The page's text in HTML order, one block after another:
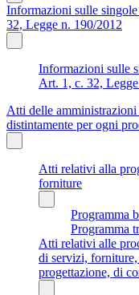
Informazioni sulle
32, Legge n. 190/2012
Informazioni sulle
Art. 1, c. 32,
Atti delle
distintamente per ogni
Atti relativi alla
forniture
Programma
Programma
Atti relativi alle
di servizi,
progettazione, di